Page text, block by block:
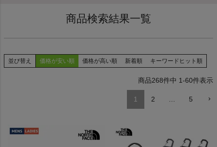
商品検索結果一覧
並び替え 価格が安い順 価格が高い順 新着順 キーワードヒット順
268件中 1-60件表示
1 2 … 5